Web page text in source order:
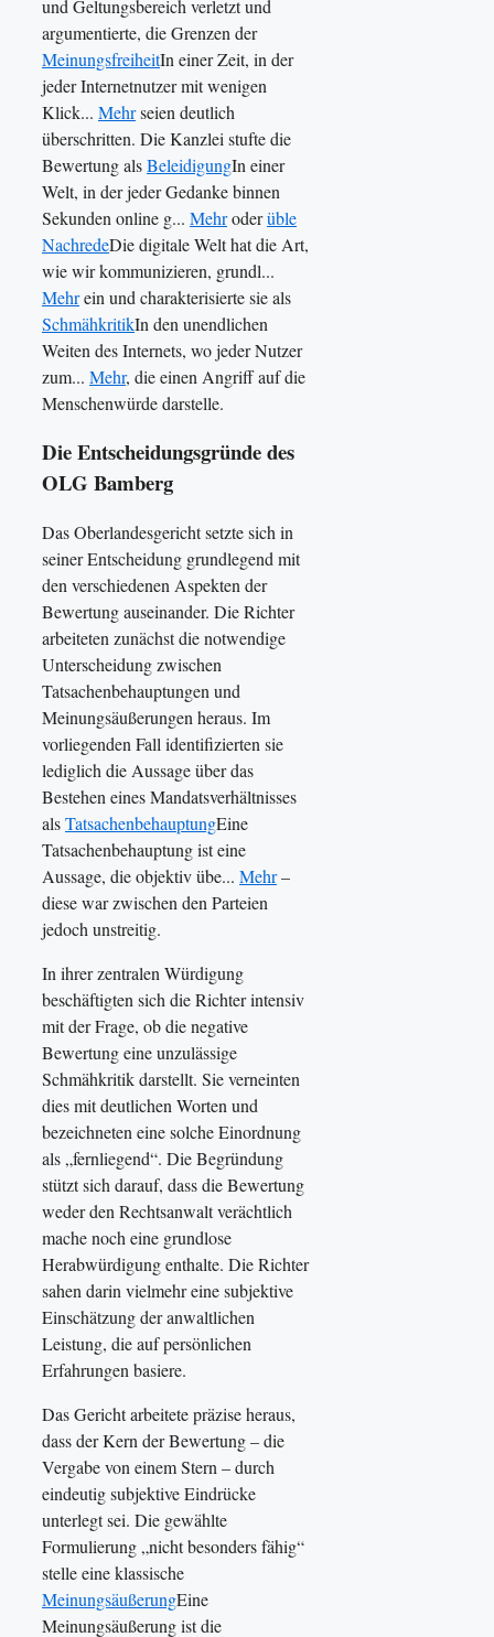
und Geltungsbereich verletzt und
argumentierte, die Grenzen der
MeinungsfreiheitIn einer Zeit, in der
jeder Internetnutzer mit wenigen
Klick... Mehrseien deutlich
überschritten. Die Kanzlei stufte die
Bewertung alsBeleidigungIn einer
Welt, in der jeder Gedanke binnen
Sekunden online g... Mehroderüble
NachredeDie digitale Welt hat die Art,
wie wir kommunizieren, grundl...
Mehrein und charakterisierte sie als
SchmähkritikIn den unendlichen
Weiten des Internets, wo jeder Nutzer
zum... Mehr, die einen Angriff auf die
Menschenwürde darstelle.
Die Entscheidungsgründe des
OLG Bamberg
Das Oberlandesgericht setzte sich in
seiner Entscheidung grundlegend mit
den verschiedenen Aspekten der
Bewertung auseinander. Die Richter
arbeiteten zunächst die notwendige
Unterscheidung zwischen
Tatsachenbehauptungen und
Meinungsäußerungen heraus. Im
vorliegenden Fall identifizierten sie
lediglich die Aussage über das
Bestehen eines Mandatsverhältnisses
alsTatsachenbehauptungEine
Tatsachenbehauptung ist eine
Aussage, die objektiv übe... Mehr–
diese war zwischen den Parteien
jedoch unstreitig.
In ihrer zentralen Würdigung
beschäftigten sich die Richter intensiv
mit der Frage, ob die negative
Bewertung eine unzulässige
Schmähkritik darstellt. Sie verneinten
dies mit deutlichen Worten und
bezeichneten eine solche Einordnung
als „fernliegend“. Die Begründung
stützt sich darauf, dass die Bewertung
weder den Rechtsanwalt verächtlich
mache noch eine grundlose
Herabwürdigung enthalte. Die Richter
sahen darin vielmehr eine subjektive
Einschätzung der anwaltlichen
Leistung, die auf persönlichen
Erfahrungen basiere.
Das Gericht arbeitete präzise heraus,
dass der Kern der Bewertung – die
Vergabe von einem Stern – durch
eindeutig subjektive Eindrücke
unterlegt sei. Die gewählte
Formulierung „nicht besonders fähig“
stelle eine klassische
MeinungsäußerungEine
Meinungsäußerung ist die